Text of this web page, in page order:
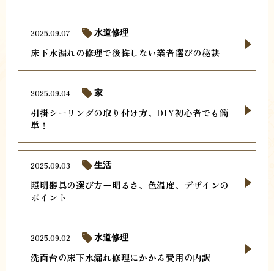
床下水漏れの修理で後悔しない業者選びの秘訣
2025.09.07 水道修理
引掛シーリングの取り付け方、DIY初心者でも簡
単！
2025.09.04 家
照明器具の選び方ー明るさ、色温度、デザインの
ポイント
2025.09.03 生活
洗面台の床下水漏れ修理にかかる費用の内訳
2025.09.02 水道修理